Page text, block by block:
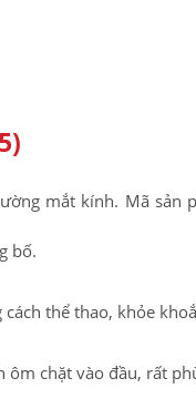
mắt kính. Mã sản
bố.
thể thao, khỏe
ôm chặt vào đầu, rất